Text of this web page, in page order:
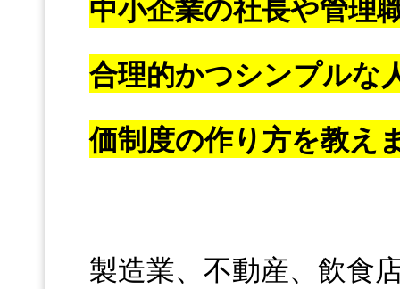
中小企業の社長や管理
合理的かつシンプルな
価制度の作り方を教え
製造業、不動産、飲食